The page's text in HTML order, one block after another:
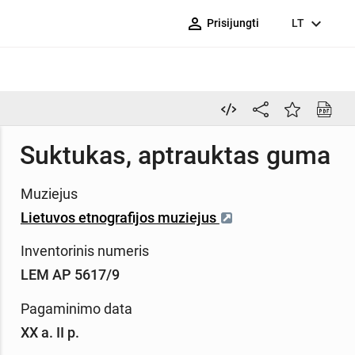
person_outline Prisijungti LT expand_more
Suktukas, aptrauktas guma
Muziejus
Lietuvos etnografijos muziejus
Inventorinis numeris
LEM AP 5617/9
Pagaminimo data
XX a. II p.